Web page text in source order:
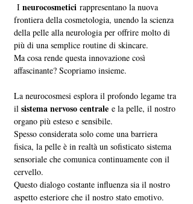
I neurocosmetici rappresentano la nuova
frontiera della cosmetologia, unendo la scienza
della pelle alla neurologia per offrire molto di
più di una semplice routine di skincare.
Ma cosa rende questa innovazione così
affascinante? Scopriamo insieme.
La neurocosmesi esplora il profondo legame tra
il sistema nervoso centrale e la pelle, il nostro
organo più esteso e sensibile.
Spesso considerata solo come una barriera
fisica, la pelle è in realtà un sofisticato sistema
sensoriale che comunica continuamente con il
cervello.
Questo dialogo costante influenza sia il nostro
aspetto esteriore che il nostro stato emotivo.